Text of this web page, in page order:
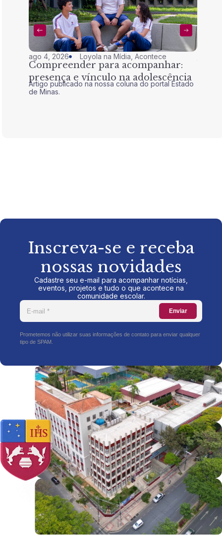
ago 4, 2026 Loyola na Mídia,Acontece
Compreender para acompanhar:
presença e vínculo na adolescência
Artigo publicado na nossa coluna do portal Estado
de Minas.
Inscreva-se e receba
nossas novidades
Cadastre seu e-mail para acompanhar notícias,
eventos, projetos e tudo o que acontece na
comunidade escolar.
Enviar
Prometemos não utilizar suas informações de contato para enviar qualquer
tipo de SPAM.